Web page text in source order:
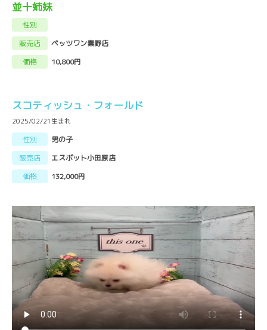
並十姉妹
性別
販売店
ペッツワン秦野店
価格
10,800円
スコティッシュ・フォールド
2025/02/21生まれ
性別
男の子
販売店
エスポット小田原店
価格
132,000円